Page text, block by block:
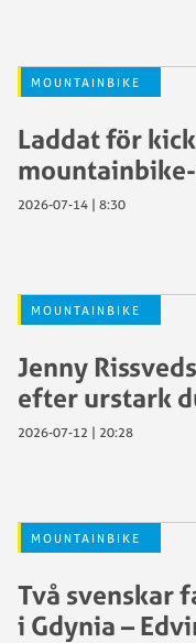
MOUNTAINBIKE
Laddat för
2026-07-14 | 8:30
MOUNTAINBIKE
Jenny
efter urstark
2026-07-12 | 20:28
MOUNTAINBIKE
Två svenskar
i Gdynia –